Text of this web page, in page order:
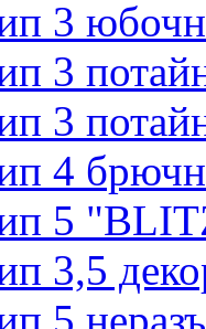
3
3
3
4
5
3,5
5